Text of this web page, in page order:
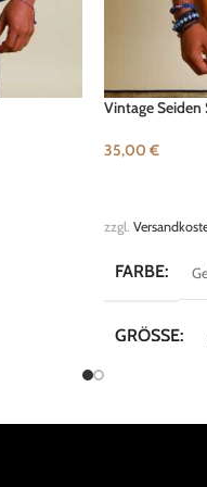
Vintage Seiden
35,00 €
zzgl.
FARBE
GRÖSSE